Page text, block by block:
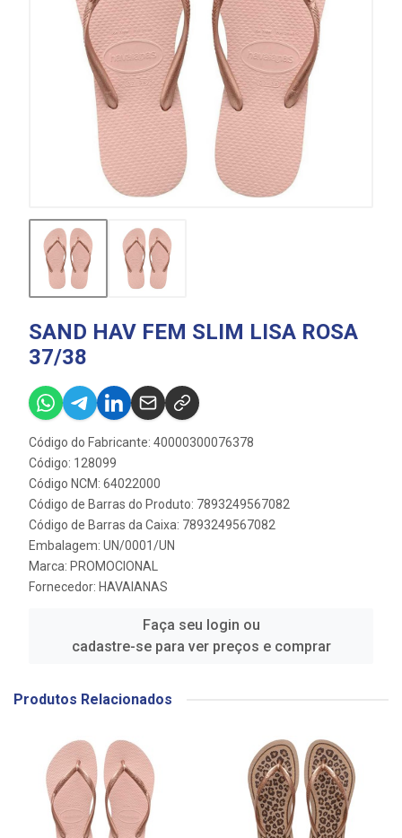
SAND HAV FEM SLIM LISA ROSA
37/38
Código do Fabricante: 40000300076378
Código: 128099
Código NCM: 64022000
Código de Barras do Produto: 7893249567082
Código de Barras da Caixa: 7893249567082
Embalagem: UN/0001/UN
Marca: PROMOCIONAL
Fornecedor: HAVAIANAS
Faça seu login ou
cadastre-se para ver preços e comprar
Produtos Relacionados